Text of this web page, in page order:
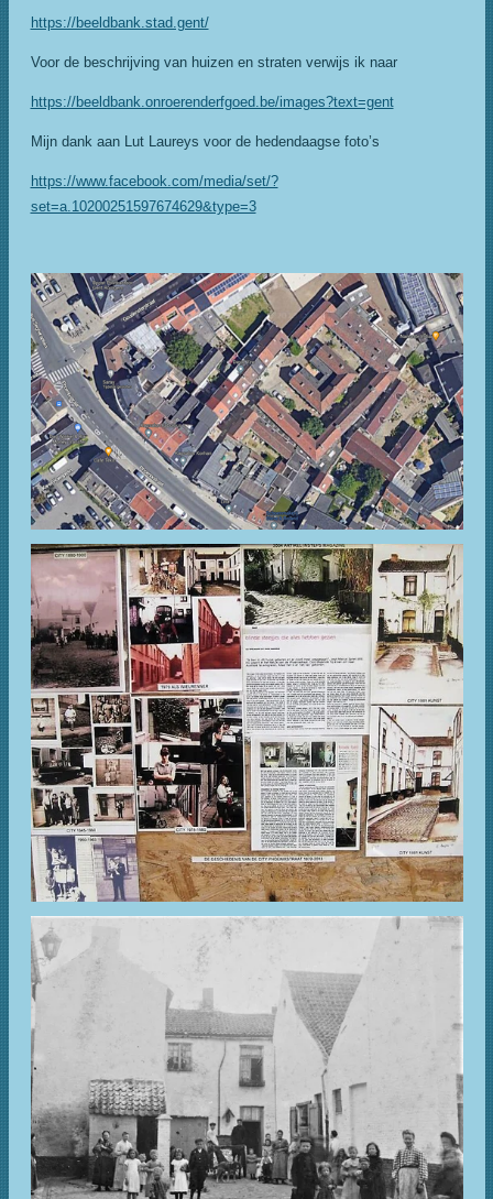
https://beeldbank.stad.gent/
Voor de beschrijving van huizen en straten verwijs ik naar
https://beeldbank.onroerenderfgoed.be/images?text=gent
Mijn dank aan Lut Laureys voor de hedendaagse foto’s
https://www.facebook.com/media/set/?
set=a.10200251597674629&type=3